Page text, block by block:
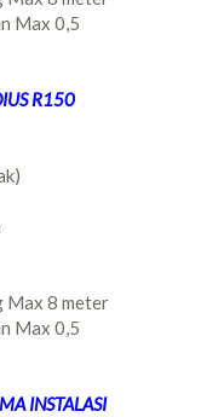
Max 0,5
R150
Max 8 meter
Max 0,5
INSTALASI